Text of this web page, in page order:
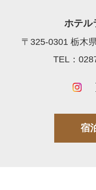
ホテル
〒325-0301 栃木
TEL：
宿